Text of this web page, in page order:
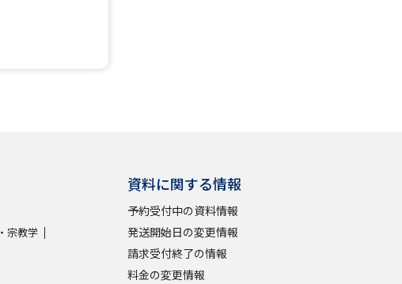
国際・グローバルに強い大学特集
デジタルパンフレット
集ページ（高3生用）
生用）
宗教学
資料に関する情報
予約受付中の資料情報
発送開始日の変更情報
請求受付終了の情報
料金の変更情報